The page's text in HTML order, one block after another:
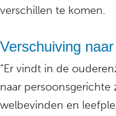
verschillen te komen.
Verschuiving
“Er vindt in de
naar
welbevinden en